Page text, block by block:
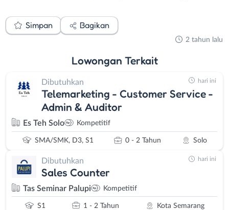
Simpan Bagikan
2 tahun lalu
Lowongan Terkait
Dibutuhkan
Telemarketing - Customer Service -
Admin & Auditor
Es Teh Solo Kompetitif
SMA/SMK, D3, S1 0 - 2 Tahun Solo
hari ini
Dibutuhkan
Sales Counter
Tas Seminar Palupi Kompetitif
S1 1 - 2 Tahun Kota Semarang
hari ini